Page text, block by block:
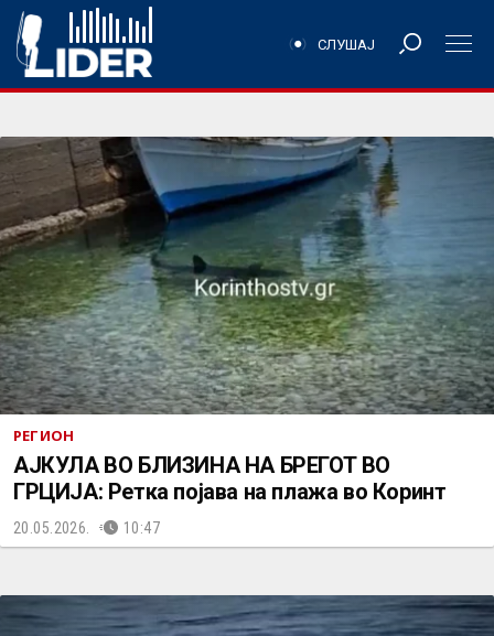
СЛУШАЈ
РЕГИОН
АЈКУЛА ВО БЛИЗИНА НА БРЕГОТ ВО
ГРЦИЈА: Ретка појава на плажа во Коринт
20.05.2026. 10:47